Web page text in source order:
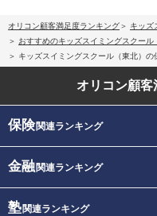
オリコン顧客満足度ランキング
キッズ
おすすめのキッズスイミングスクール
キッズスイミングスクール（東北）
オリコン顧客
保険関連ランキング
金融関連ランキング
塾関連ランキング